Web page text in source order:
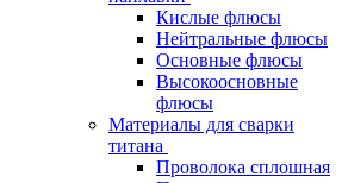
Кислые флюсы
Нейтральные флюсы
Основные флюсы
Высокоосновные
флюсы
Материалы для сварки
титана
Проволока сплошная